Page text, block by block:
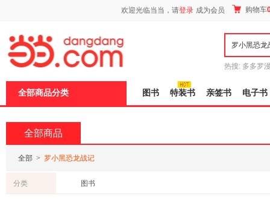
欢迎光临当当，请登录 成为会员 购物车
热搜: 多多罗
全部商品分类 图书 特装书 亲签书 电子书
全部商品
全部 > 罗小黑恐龙战记
分类 图书
页
加